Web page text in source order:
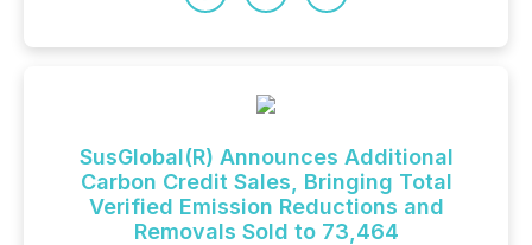
SusGlobal(R) Announces Additional
Carbon Credit Sales, Bringing Total
Verified Emission Reductions and
Removals Sold to 73,464